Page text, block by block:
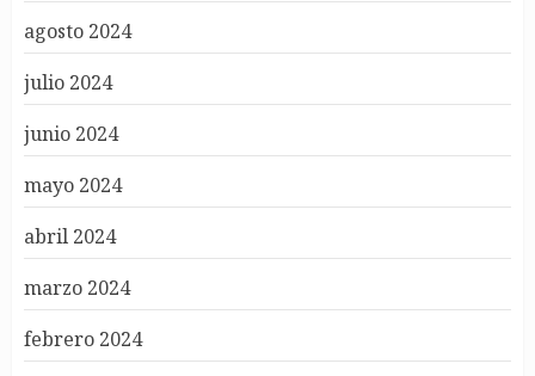
agosto 2024
julio 2024
junio 2024
mayo 2024
abril 2024
marzo 2024
febrero 2024